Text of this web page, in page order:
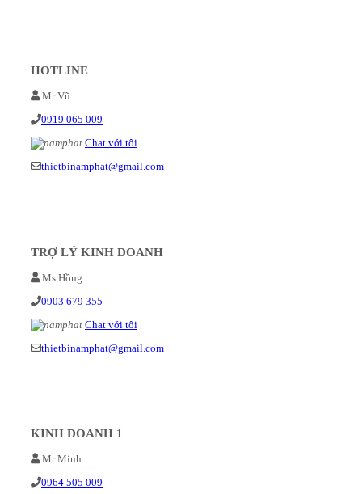
HOTLINE
Mr Vũ
0919 065 009
Chat với tôi
thietbinamphat@gmail.com
TRỢ LÝ KINH DOANH
Ms Hồng
0903 679 355
Chat với tôi
thietbinamphat@gmail.com
KINH DOANH 1
Mr Minh
0964 505 009